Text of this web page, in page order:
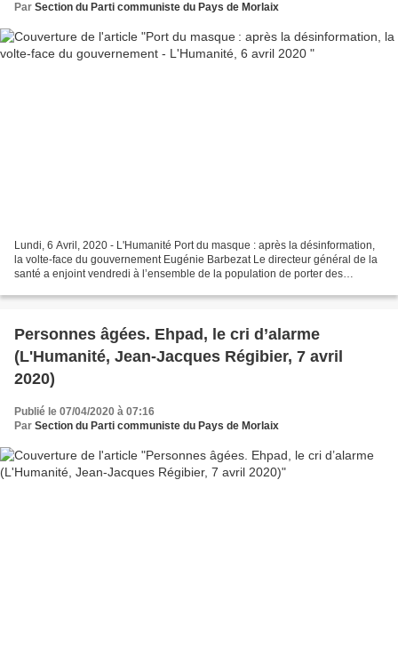
Par Section du Parti communiste du Pays de Morlaix
Lundi, 6 Avril, 2020 - L'Humanité Port du masque : après la désinformation,
la volte-face du gouvernement Eugénie Barbezat Le directeur général de la
santé a enjoint vendredi à l’ensemble de la population de porter des
Personnes âgées. Ehpad, le cri d’alarme
(L'Humanité, Jean-Jacques Régibier, 7 avril
2020)
Publié le 07/04/2020 à 07:16
Par Section du Parti communiste du Pays de Morlaix